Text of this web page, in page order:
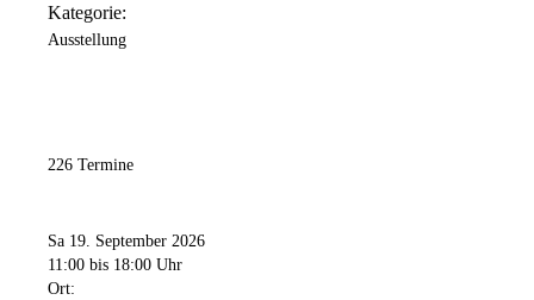
Kategorie:
Ausstellung
226 Termine
Sa 19. September 2026
11:00 bis 18:00 Uhr
Ort: